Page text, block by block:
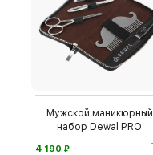
Мужской маникюрный
набор Dewal PRO
4 190 ⃏